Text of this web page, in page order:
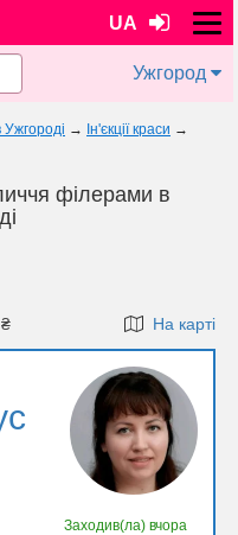
UA
Ужгород
Ужгороді → Ін'єкції краси →
філерами в
На карті
Заходив(ла) вчора